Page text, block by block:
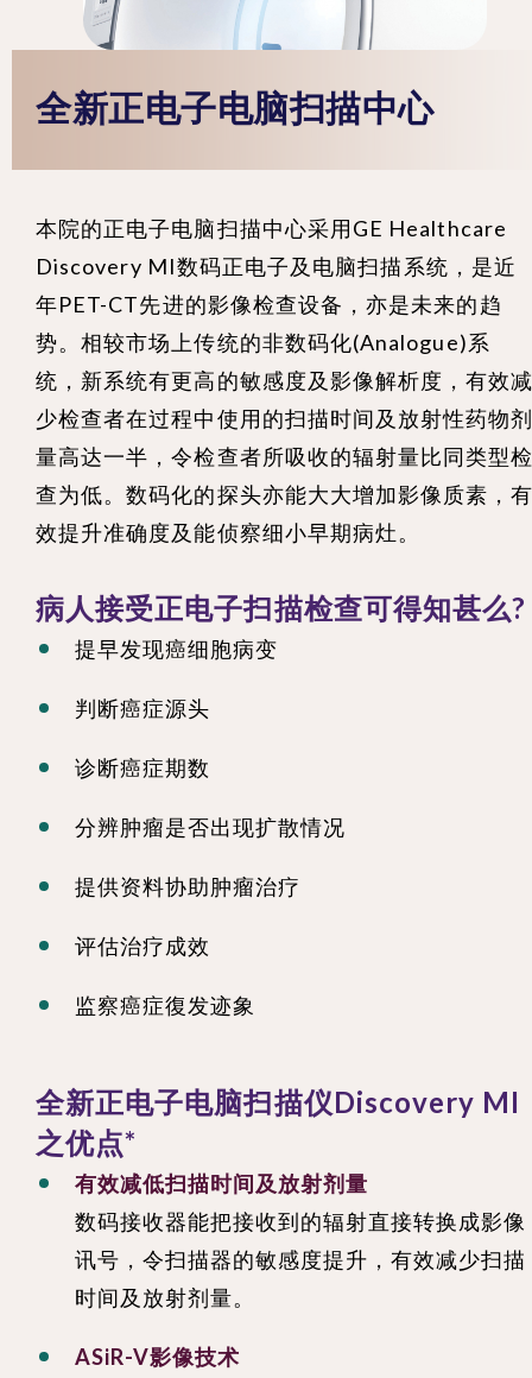
全新正电子电脑扫描中心
本院的正电子电脑扫描中心采用GE Healthcare
Discovery MI数码正电子及电脑扫描系统，是近
年PET-CT先进的影像检查设备，亦是未来的趋
势。相较市场上传统的非数码化(Analogue)系
统，新系统有更高的敏感度及影像解析度，有效
少检查者在过程中使用的扫描时间及放射性药物
量高达一半，令检查者所吸收的辐射量比同类型
查为低。数码化的探头亦能大大增加影像质素，
效提升准确度及能侦察细小早期病灶。
病人接受正电子扫描检查可得知甚么?
提早发现癌细胞病变
判断癌症源头
诊断癌症期数
分辨肿瘤是否出现扩散情况
提供资料协助肿瘤治疗
评估治疗成效
监察癌症復发迹象
全新正电子电脑扫描仪Discovery MI
之优点*
有效减低扫描时间及放射剂量
数码接收器能把接收到的辐射直接转换成影像
讯号，令扫描器的敏感度提升，有效减少扫描
时间及放射剂量。
ASiR-V影像技术